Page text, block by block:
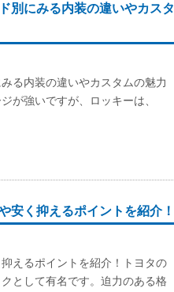
別にみる内装の違いやカスタ
る内装の違いやカスタムの魅力
が強いですが、ロッキーは、
安く抑えるポイントを紹介！
えるポイントを紹介！トヨタの
として有名です。迫力のある格